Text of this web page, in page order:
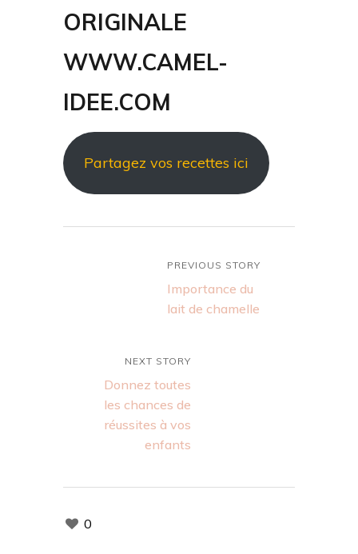
ORIGINALE
WWW.CAMEL-
IDEE.COM
Partagez vos recettes ici
PREVIOUS STORY
Importance du
lait de chamelle
NEXT STORY
Donnez toutes
les chances de
réussites à vos
enfants
0